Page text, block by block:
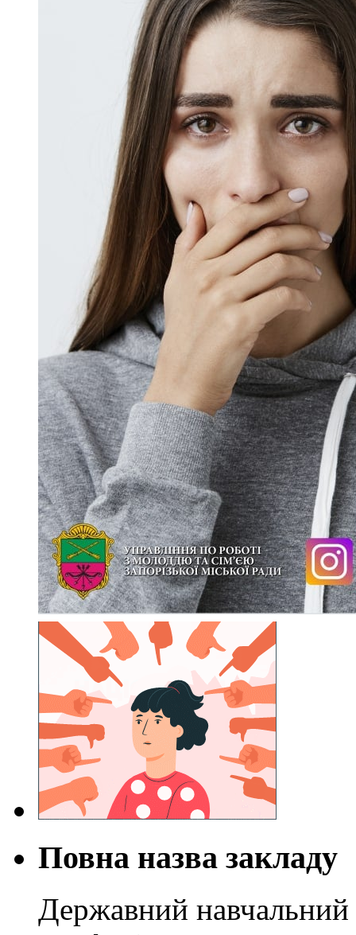
Повна назва закладу
Державний навчальний